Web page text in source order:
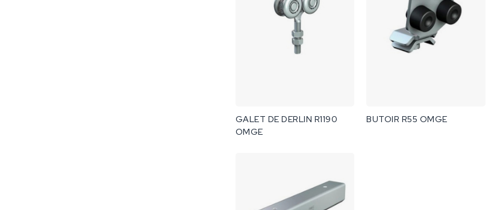
GALET DE DERLIN R1190
OMGE
BUTOIR R55 OMGE